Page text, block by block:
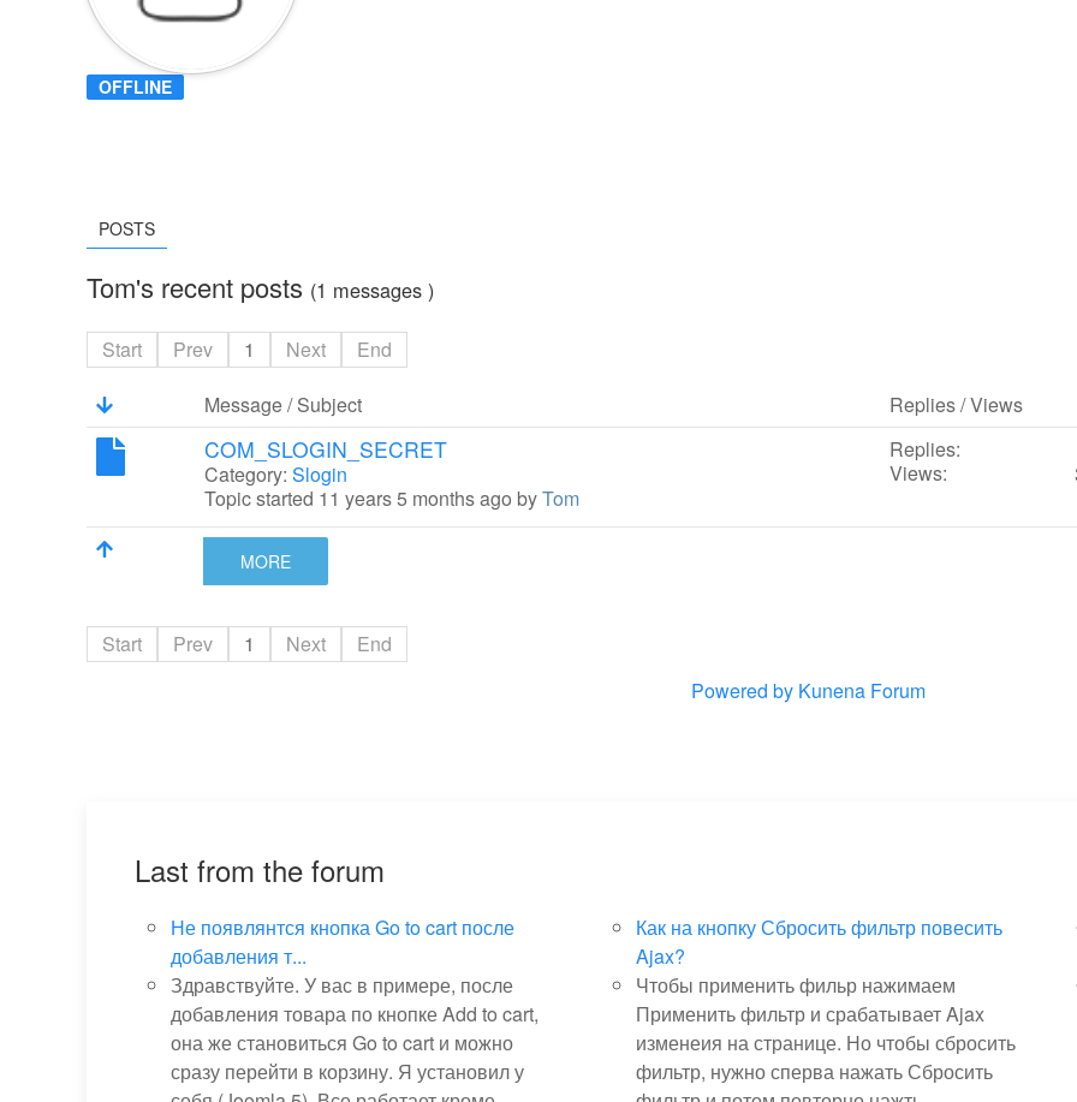
OFFLINE
POSTS
Tom's recent posts (1 messages )
Start Prev 1 Next
End
Message / Subject
Replies / Views
MORE
COM_SLOGIN_SECRET
Category: Slogin
Topic started 11 years 5 months ago byTom
Replies:
Views:
Start Prev 1 Next
End
Powered by Kunena Forum
Last from the forum
Не появлянтся кнопка Go to cart после
добавления т...
Здравствуйте. У вас в примере, после
добавления товара по кнопке Add to cart,
она же становиться Go to cart и можно
сразу перейти в корзину. Я установил у
Как на кнопку Сбросить фильтр повесить
Ajax?
Чтобы применить фильр нажимаем
Применить фильтр и срабатывает Ajax
изменеия на странице. Но чтобы сбросить
фильтр, нужно сперва нажать Сбросить